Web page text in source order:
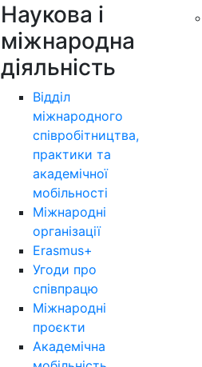
Наукова і
міжнародна
діяльність
Відділ
міжнародного
співробітництва,
практики та
академічної
мобільності
Міжнародні
організації
Erasmus+
Угоди про
співпрацю
Міжнародні
проєкти
Академічна